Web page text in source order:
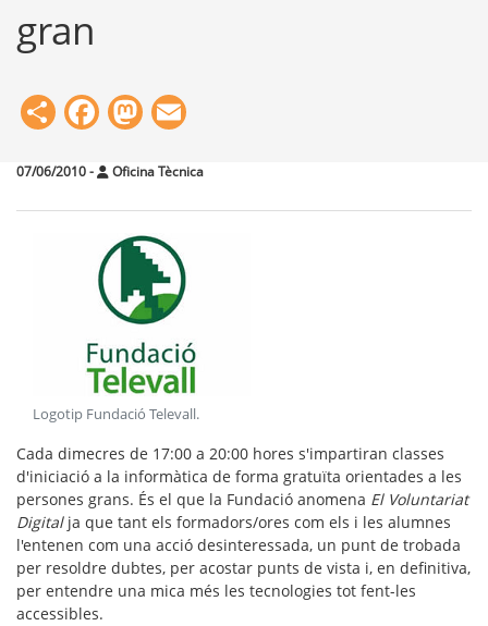
gran
ShareFacebook
Mastodon
07/06/2010- Oficina Tècnica
Logotip Fundació Televall.
Cada dimecres de 17:00 a 20:00 hores s'impartiran classes
d'iniciació a la informàtica de forma gratuïta orientades a les
persones grans. És el que la Fundació anomena El Voluntariat
Digitalja que tant els formadors/ores com els i les alumnes
l'entenen com una acció desinteressada, un punt de trobada
per resoldre dubtes, per acostar punts de vista i, en definitiva,
per entendre una mica més les tecnologies tot fent-les
accessibles.